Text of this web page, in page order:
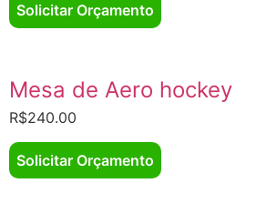
Solicitar Orçamento
Mesa de Aero hockey
R$240.00
Solicitar Orçamento